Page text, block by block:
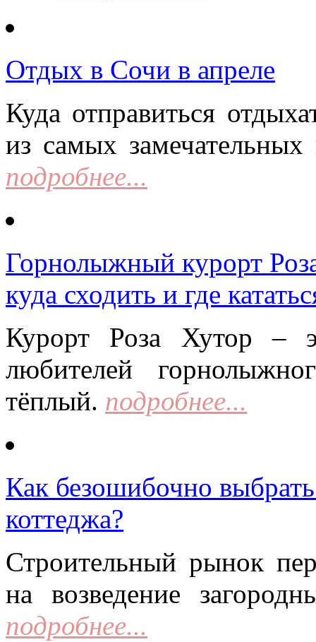
Отдых в Сочи в апреле
Куда отправиться
из самых замечательных
подробнее...
Горнолыжный курорт
куда сходить и где
Курорт Роза Хутор –
любителей
тёплый. подробнее...
Как безошибочно
коттеджа?
Строительный рынок
на возведение
подробнее...